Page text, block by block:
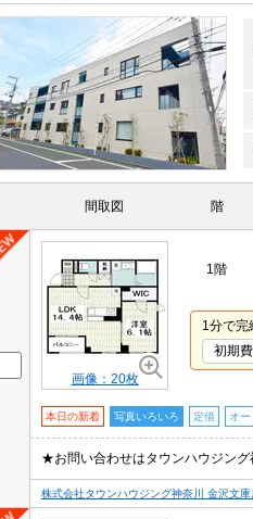
間取図 階
画像：20枚
1階
1分で完
初期
本日の新着 写真いろいろ 定借 オー
★お問い合わせはタウンハウジン
株式会社タウンハウジング神奈川 金沢文庫